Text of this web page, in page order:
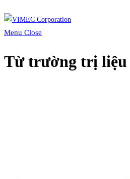
to
content
Menu Close
Từ trường trị liệu